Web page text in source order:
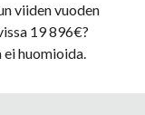
viiden vuoden
19 896€?
huomioida.